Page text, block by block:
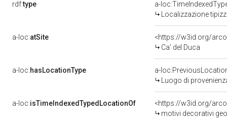
rdf:type
a-
Localizzazione
a-loc:atSite
<https://w3id.org/
Ca' del Duca
a-loc:hasLocationType
a-
Luogo di
a-loc:isTimeIndexedTypedLocationOf
<https://w3id.org/
motivi decorativi